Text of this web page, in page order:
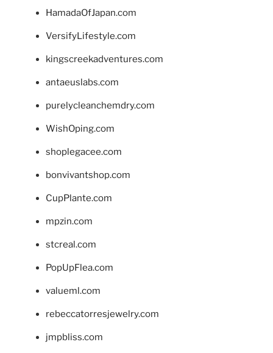
HamadaOfJapan.com
VersifyLifestyle.com
kingscreekadventures.com
antaeuslabs.com
purelycleanchemdry.com
WishOping.com
shoplegacee.com
bonvivantshop.com
CupPlante.com
mpzin.com
stcreal.com
PopUpFlea.com
valueml.com
rebeccatorresjewelry.com
jmpbliss.com